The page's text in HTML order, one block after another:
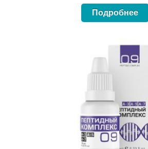
Подробнее